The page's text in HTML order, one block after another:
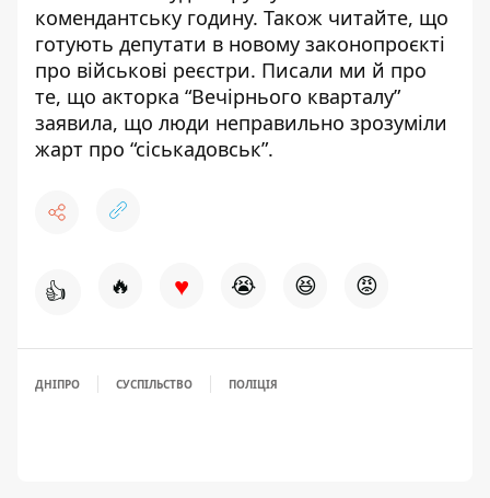
комендантську годину. Також читайте, що
готують депутати в новому законопроєкті
про військові реєстри. Писали ми й про
те, що акторка “Вечірнього кварталу”
заявила, що люди неправильно зрозуміли
жарт про “сіськадовськ”.
👍 🔥 ♥ 😭 😆 😡
ДНІПРО СУСПІЛЬСТВО ПОЛІЦІЯ